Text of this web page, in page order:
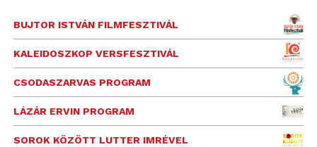
BUJTOR ISTVÁN FILMFESZTIVÁL
KALEIDOSZKOP VERSFESZTIVÁL
CSODASZARVAS PROGRAM
LÁZÁR ERVIN PROGRAM
SOROK KÖZÖTT LUTTER IMRÉVEL